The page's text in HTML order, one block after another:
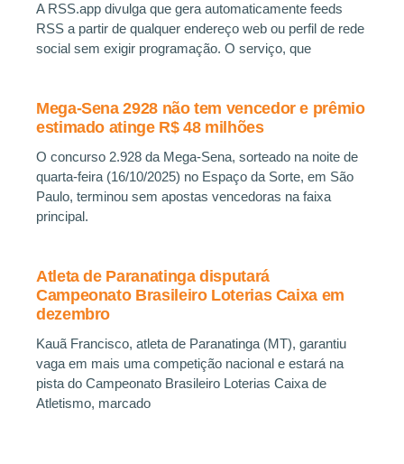
A RSS.app divulga que gera automaticamente feeds
RSS a partir de qualquer endereço web ou perfil de rede
social sem exigir programação. O serviço, que
Mega-Sena 2928 não tem vencedor e prêmio
estimado atinge R$ 48 milhões
O concurso 2.928 da Mega-Sena, sorteado na noite de
quarta-feira (16/10/2025) no Espaço da Sorte, em São
Paulo, terminou sem apostas vencedoras na faixa
principal.
Atleta de Paranatinga disputará
Campeonato Brasileiro Loterias Caixa em
dezembro
Kauã Francisco, atleta de Paranatinga (MT), garantiu
vaga em mais uma competição nacional e estará na
pista do Campeonato Brasileiro Loterias Caixa de
Atletismo, marcado